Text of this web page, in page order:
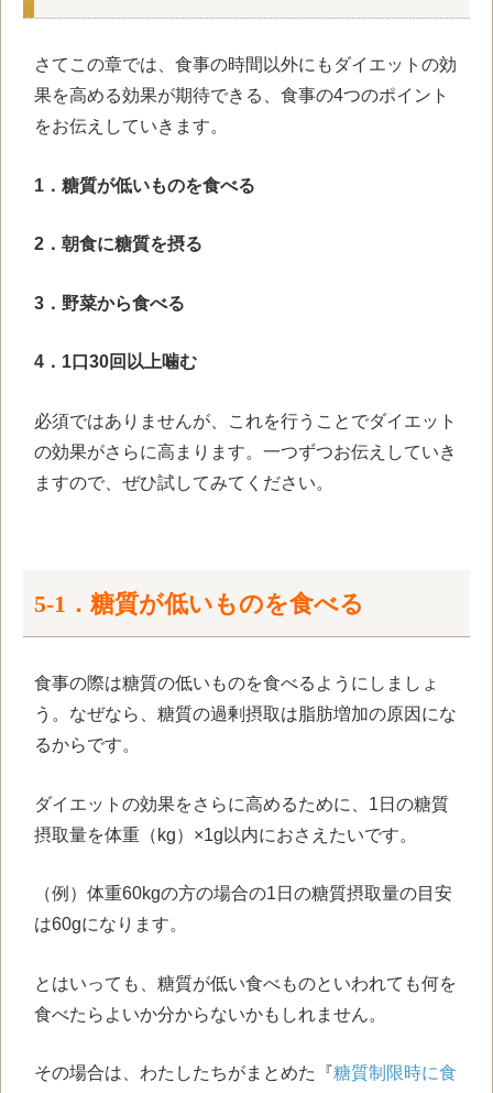
さてこの章では、食事の時間以外にもダイエットの効
果を高める効果が期待できる、食事の4つのポイント
をお伝えしていきます。
1．糖質が低いものを食べる
2．朝食に糖質を摂る
3．野菜から食べる
4．1口30回以上噛む
必須ではありませんが、これを行うことでダイエット
の効果がさらに高まります。一つずつお伝えしていき
ますので、ぜひ試してみてください。
5-1．糖質が低いものを食べる
食事の際は糖質の低いものを食べるようにしましょ
う。なぜなら、糖質の過剰摂取は脂肪増加の原因にな
るからです。
ダイエットの効果をさらに高めるために、 1 日の糖質
摂取量を体重（ kg）×1g 以内におさえたいです。
（例）体重60kgの方の場合の1 日の糖質摂取量の目安
は60gになります。
とはいっても、糖質が低い食べものといわれても何を
食べたらよいか分からないかもしれません。
その場合は、わたしたちがまとめた『糖質制限時に食